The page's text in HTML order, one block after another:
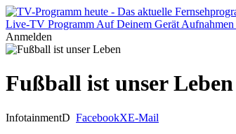
Live-TV Programm Auf Deinem Gerät Aufnahmen
Anmelden
Fußball ist unser Leben
InfotainmentD FacebookXE-Mail